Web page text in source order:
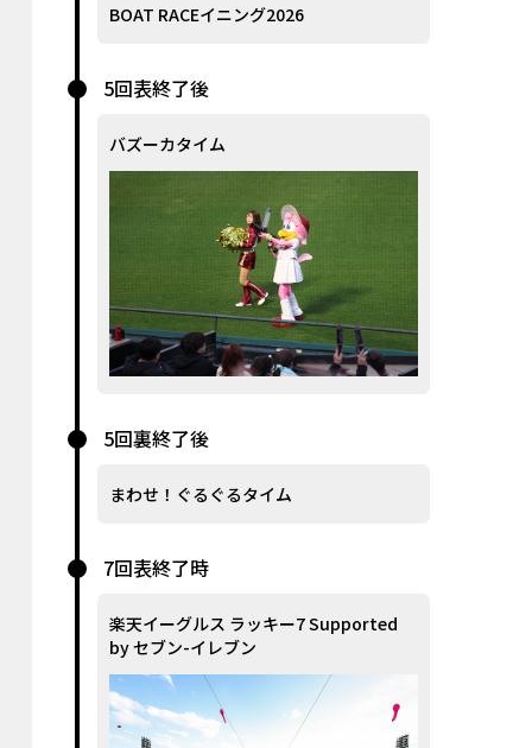
BOAT RACEイニング2026
5回表終了後
バズーカタイム
5回裏終了後
まわせ！ぐるぐるタイム
7回表終了時
楽天イーグルス ラッキー7 Supported
by セブン-イレブン